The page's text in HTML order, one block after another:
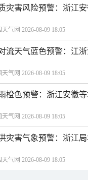
灾害风险预警：浙江
天气网 2026-08-09 18:05
流天气蓝色预警：江
天气网 2026-08-09 18:05
橙色预警：浙江安徽
天气网 2026-08-09 18:05
灾害气象预警：浙江
天气网 2026-08-09 18:05